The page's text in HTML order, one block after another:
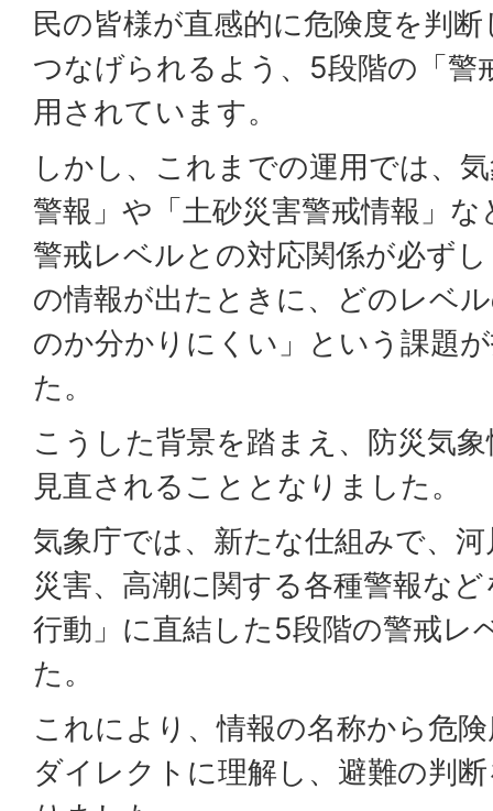
民の皆様が直感的に危険度を判
つなげられるよう、5段階の「警
用されています。
しかし、これまでの運用では、
警報」や「土砂災害警戒情報」
警戒レベルとの対応関係が必ず
の情報が出たときに、どのレベ
のか分かりにくい」という課題
た。
こうした背景を踏まえ、防災気
見直されることとなりました。
気象庁では、新たな仕組みで、
災害、高潮に関する各種警報な
行動」に直結した5段階の警戒レ
た。
これにより、情報の名称から危
ダイレクトに理解し、避難の判